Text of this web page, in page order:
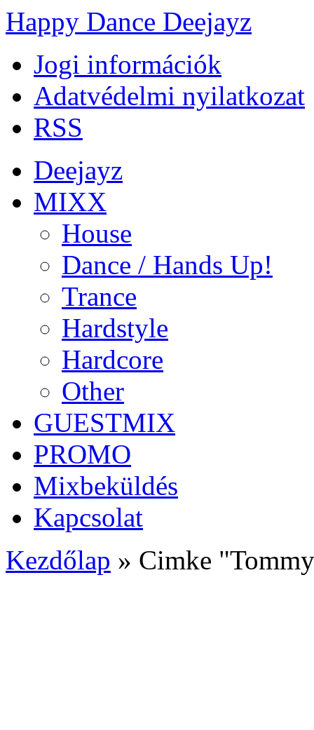
Happy Dance Deejayz
Jogi információk
Adatvédelmi nyilatkozat
RSS
Deejayz
MIXX
House
Dance / Hands Up!
Trance
Hardstyle
Hardcore
Other
GUESTMIX
PROMO
Mixbeküldés
Kapcsolat
Kezdőlap » Cimke